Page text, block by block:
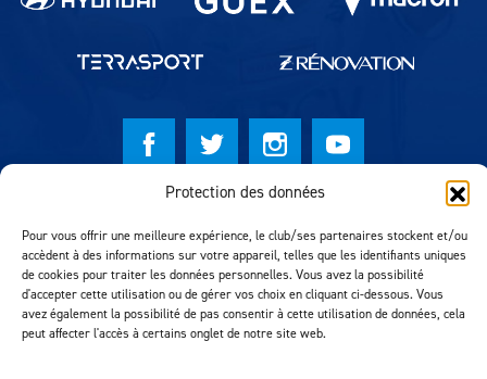
Protection des données
Pour vous offrir une meilleure expérience, le club/ses partenaires stockent et/ou
accèdent à des informations sur votre appareil, telles que les identifiants uniques
de cookies pour traiter les données personnelles. Vous avez la possibilité
d'accepter cette utilisation ou de gérer vos choix en cliquant ci-dessous. Vous
avez également la possibilité de pas consentir à cette utilisation de données, cela
peut affecter l'accès à certains onglet de notre site web.
Réalisation MTM Agency